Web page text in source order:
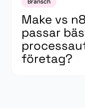
Make vs
passar
företag?